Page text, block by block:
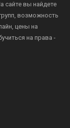
сайте вы найдете
возможность
цены на
на права -